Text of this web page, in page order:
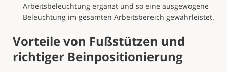
Arbeitsbeleuchtung ergänzt und so eine ausgewogene
Beleuchtung im gesamten Arbeitsbereich gewährleistet.
Vorteile von Fußstützen und
richtiger Beinpositionierung